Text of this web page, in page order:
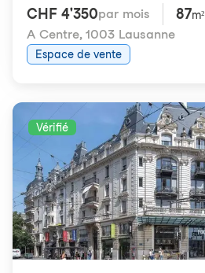
CHF 4'350par mois 87m²
A Centre, 1003 Lausanne
Espace de vente
Vérifié